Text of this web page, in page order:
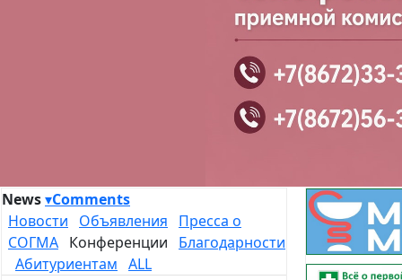
News▾Comments
Новости
Объявления
Пресса о
СОГМА Конференции Благодарности
Абитуриентам ALL